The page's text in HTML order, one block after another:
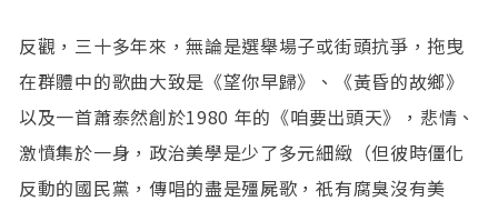
反觀，三十多年來，無論是選舉場子或街頭抗爭，拖曳
在群體中的歌曲大致是《望你早歸》、《黃昏的故鄉》
以及一首蕭泰然創於1980 年的《咱要出頭天》，悲情、
激憤集於一身，政治美學是少了多元細緻（但彼時僵化
反動的國民黨，傳唱的盡是殭屍歌，祇有腐臭沒有美